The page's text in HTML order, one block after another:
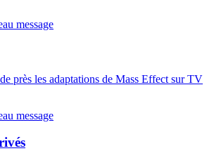
près les adaptations de Mass Effect sur TV